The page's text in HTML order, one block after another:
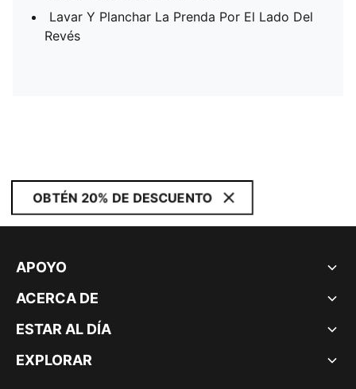
Lavar Y Planchar La Prenda Por El Lado Del
Revés
OBTÉN 20% DE DESCUENTO
APOYO
ACERCA DE
ESTAR AL DÍA
EXPLORAR